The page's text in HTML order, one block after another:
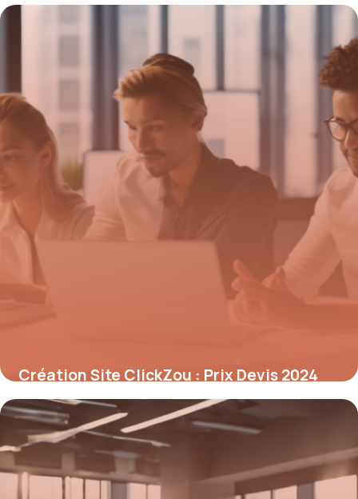
9 mai 2026
Création Site ClickZou : Prix Devis 2024
8 mai 2026